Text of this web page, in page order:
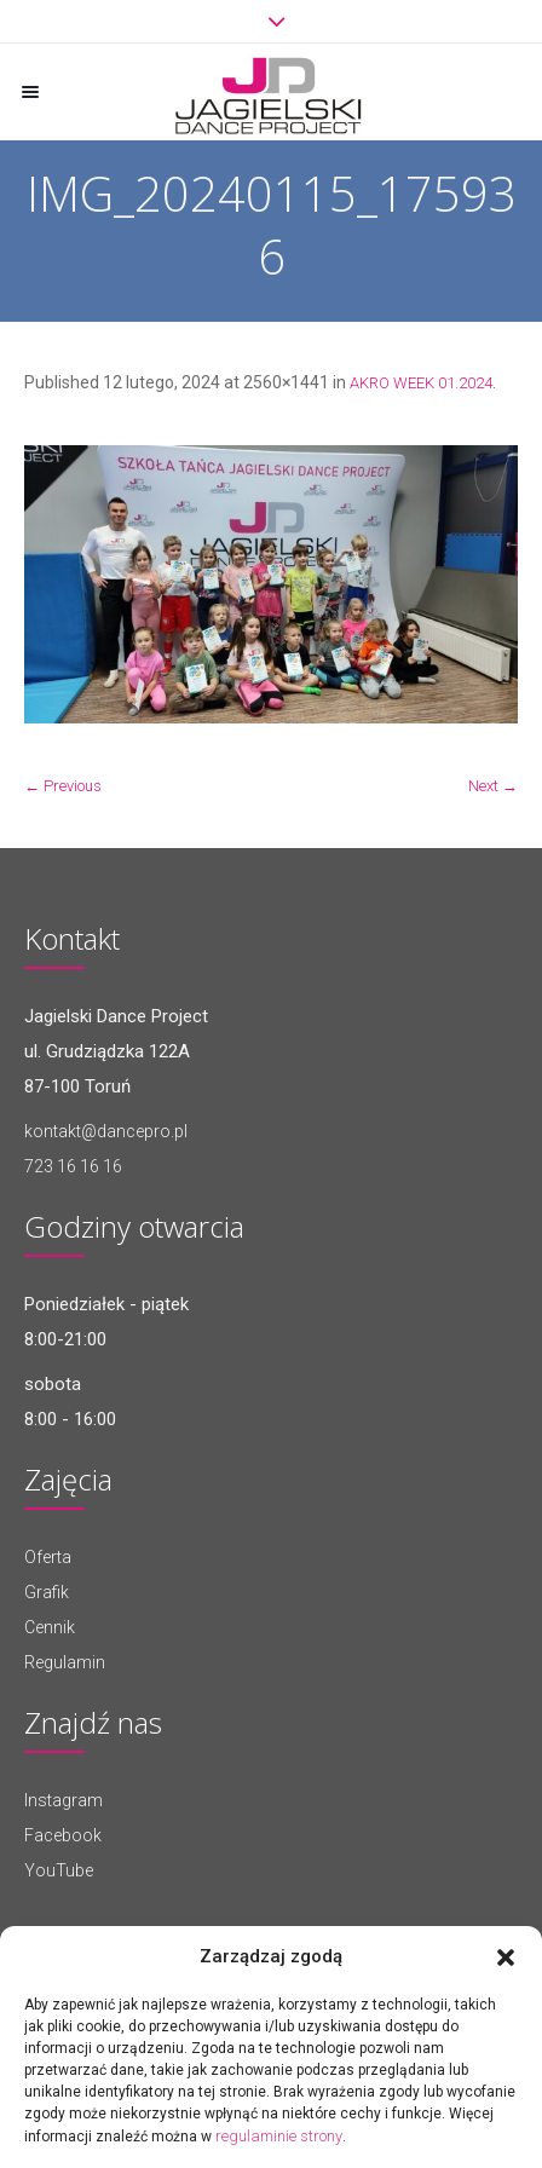
Zarządzaj zgodą
Aby zapewnić jak najlepsze wrażenia, korzystamy z technologii, takich
jak pliki cookie, do przechowywania i/lub uzyskiwania dostępu do
informacji o urządzeniu. Zgoda na te technologie pozwoli nam
przetwarzać dane, takie jak zachowanie podczas przeglądania lub
unikalne identyfikatory na tej stronie. Brak wyrażenia zgody lub wycofanie
zgody może niekorzystnie wpłynąć na niektóre cechy i funkcje. Więcej
informacji znaleźć można w regulaminie strony.
IMG_20240115_17593
6
Published 12 lutego, 2024at 2560×1441 in AKRO WEEK 01.2024.
← Previous Next →
Kontakt
Jagielski Dance Project
ul. Grudziądzka 122A
87-100 Toruń
kontakt@dancepro.pl
723 16 16 16
Godziny otwarcia
Poniedziałek - piątek
8:00-21:00
sobota
8:00 - 16:00
Zajęcia
Oferta
Grafik
Cennik
Regulamin
Znajdź nas
Instagram
Facebook
YouTube